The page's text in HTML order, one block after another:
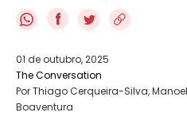
f
01 de outubro, 2025
The Conversation
Por Thiago Cerqueira-Silva,
Boaventura